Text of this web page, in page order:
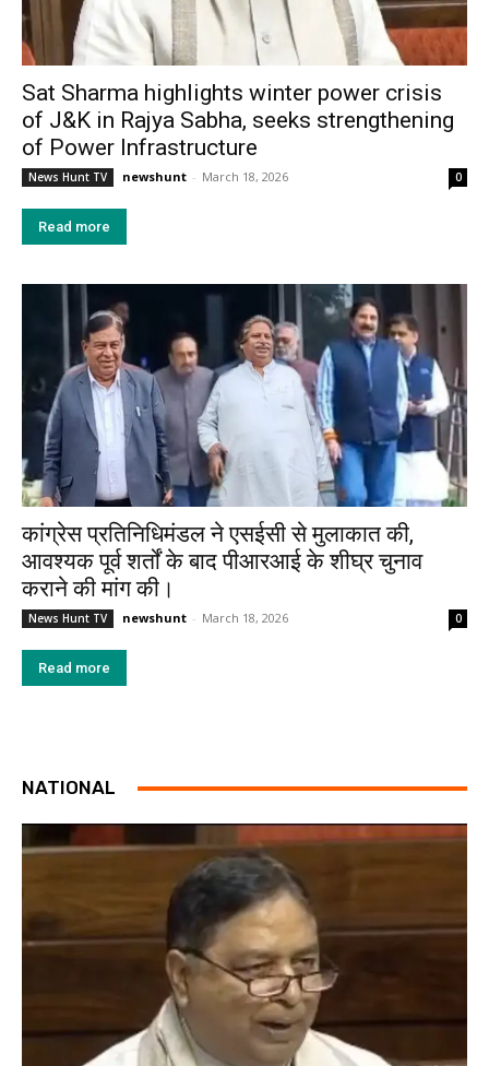
Sat Sharma highlights winter power crisis
of J&K in Rajya Sabha, seeks strengthening
of Power Infrastructure
News Hunt TV newshunt - March 18, 2026 0
Read more
कांग्रेस प्रतिनिधिमंडल ने एसईसी से मुलाकात की,
आवश्यक पूर्व शर्तों के बाद पीआरआई के शीघ्र चुनाव
कराने की मांग की।
News Hunt TV newshunt - March 18, 2026 0
Read more
NATIONAL